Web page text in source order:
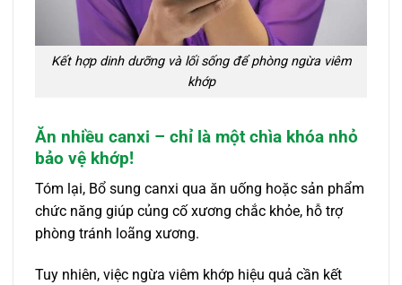
Kết hợp dinh dưỡng và lối sống để phòng ngừa viêm
khớp
Ăn nhiều canxi – chỉ là một chìa khóa nhỏ
bảo vệ khớp!
Tóm lại, Bổ sung canxi qua ăn uống hoặc sản phẩm
chức năng giúp củng cố xương chắc khỏe, hỗ trợ
phòng tránh loãng xương.
Tuy nhiên, việc ngừa viêm khớp hiệu quả cần kết